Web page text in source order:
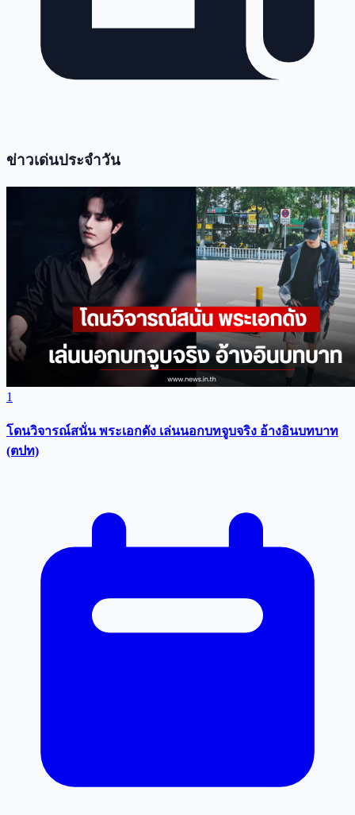
ข่าวเด่นประจำวัน
1
โดนวิจารณ์สนั่น พระเอกดัง เล่นนอกบทจูบจริง อ้างอินบทบาท
(ตปท)